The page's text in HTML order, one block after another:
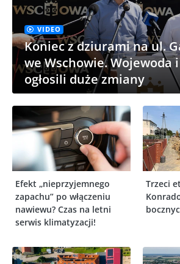
VIDEO
Koniec z dziurami na ul.
we Wschowie. Wojewoda
ogłosili duże zmiany
Efekt „nieprzyjemnego
zapachu” po włączeniu
nawiewu? Czas na letni
serwis klimatyzacji!
Trzeci